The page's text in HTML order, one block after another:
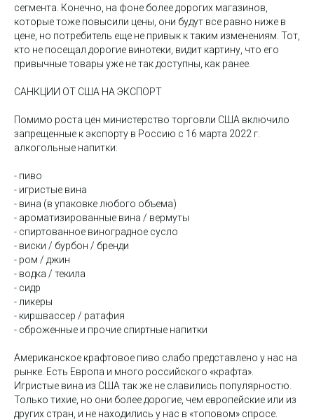
сегмента. Конечно, на фоне более дорогих магазинов,
которые тоже повысили цены, они будут все равно ниже в
цене, но потребитель еще не привык к таким изменениям. Тот,
кто не посещал дорогие винотеки, видит картину, что его
привычные товары уже не так доступны, как ранее.
САНКЦИИ ОТ США НА ЭКСПОРТ
Помимо роста цен министерство торговли США включило
запрещенные к экспорту в Россию с 16 марта 2022 г.
алкогольные напитки:
- пиво
- игристые вина
- вина (в упаковке любого объема)
- ароматизированные вина / вермуты
- спиртованное виноградное сусло
- виски / бурбон / бренди
- ром / джин
- водка / текила
- сидр
- ликеры
- киршвассер / ратафия
- сброженные и прочие спиртные напитки
Американское крафтовое пиво слабо представлено у нас на
рынке. Есть Европа и много российского «крафта».
Игристые вина из США так же не славились популярностю.
Только тихие, но они более дорогие, чем европейские или из
других стран, и не находились у нас в «топовом» спросе.